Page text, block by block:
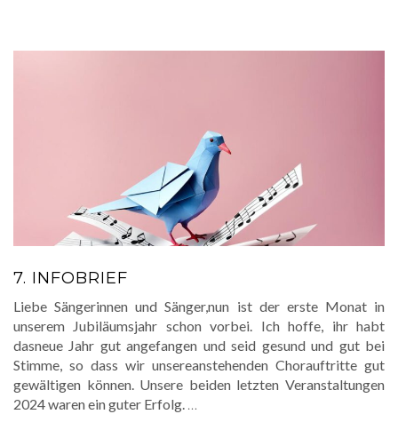
7. INFOBRIEF
Liebe Sängerinnen und Sänger,nun ist der erste Monat in
unserem Jubiläumsjahr schon vorbei. Ich hoffe, ihr habt
dasneue Jahr gut angefangen und seid gesund und gut bei
Stimme, so dass wir unsereanstehenden Chorauftritte gut
gewältigen können. Unsere beiden letzten Veranstaltungen
2024 waren ein guter Erfolg. …